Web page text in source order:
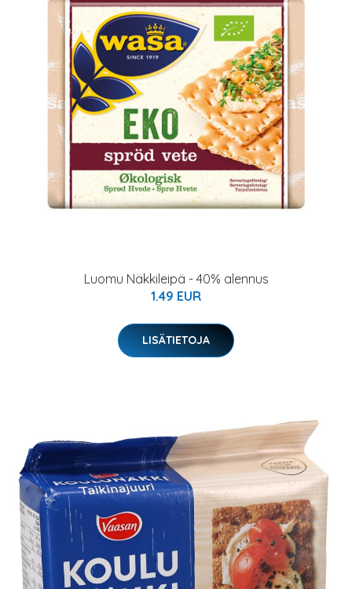
Luomu Näkkileipä - 40% alennus
1.49 EUR
LISÄTIETOJA